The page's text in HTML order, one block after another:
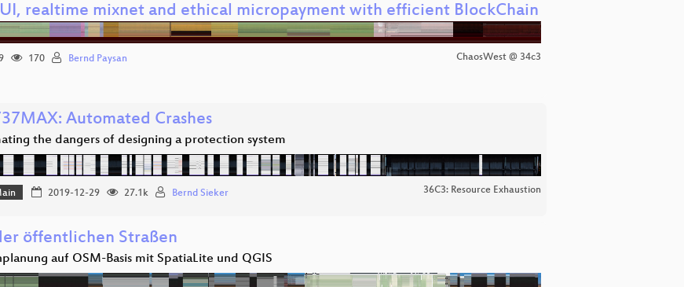
realtime mixnet and ethical micropayment with efficient BlockChain
170 Bernd Paysan ChaosWest @ 34c3
Automated Crashes
the dangers of designing a protection system
2019-12-29 27.1k Bernd Sieker 36C3: Resource Exhaustion
öffentlichen Straßen
auf OSM-Basis mit SpatiaLite und QGIS